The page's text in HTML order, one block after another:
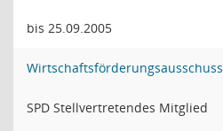
bis 25.09.2005
Wirtschaftsförderungsausschuss
SPD Stellvertretendes Mitglied